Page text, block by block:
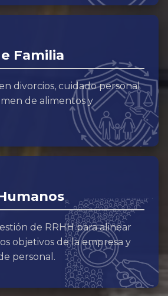
Familia
divorcios, cuidado personal
de alimentos y
de RRHH para alinear
objetivos de la empresa y
personal.